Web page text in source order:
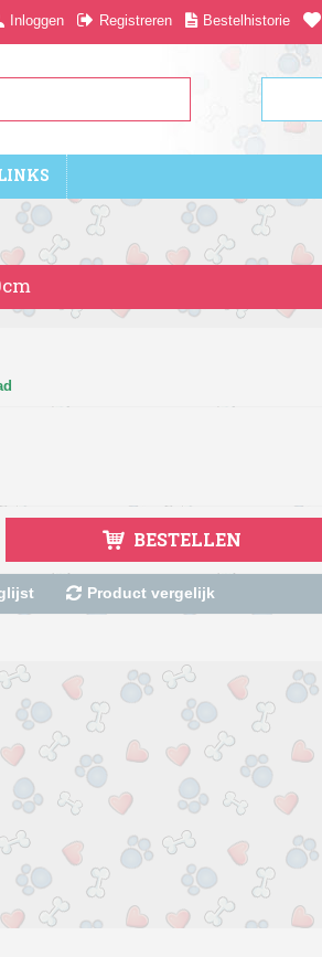
Inloggen Registreren Bestelhistorie
BESTELLEN
Product vergelijk